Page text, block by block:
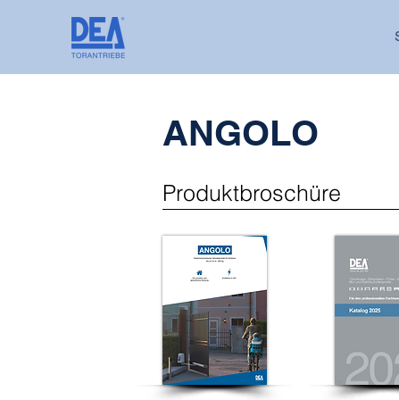
ANGOLO
Produktbroschüre